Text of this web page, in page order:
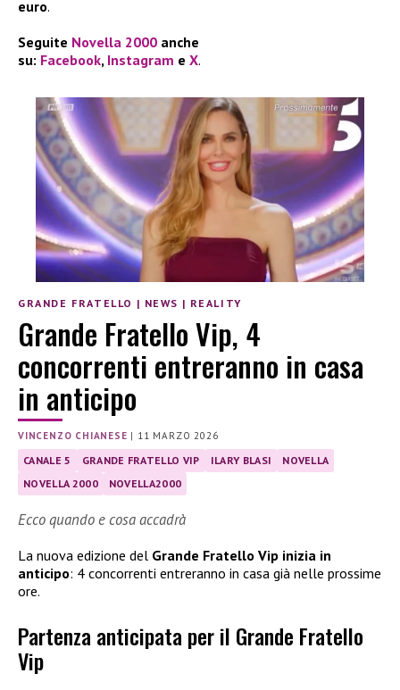
euro.
Seguite Novella 2000 anche
su: Facebook, Instagram e X.
GRANDE FRATELLO | NEWS | REALITY
Grande Fratello Vip, 4
concorrenti entreranno in casa
in anticipo
VINCENZO CHIANESE | 11 MARZO 2026
CANALE 5 GRANDE FRATELLO VIP ILARY BLASI
NOVELLA
NOVELLA 2000
NOVELLA2000
Ecco quando e cosa accadrà
La nuova edizione del Grande Fratello Vip inizia in
anticipo: 4 concorrenti entreranno in casa già nelle prossime
ore.
Partenza anticipata per il Grande Fratello
Vip